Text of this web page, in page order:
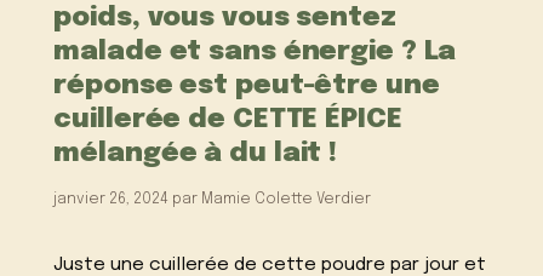
poids, vous vous sentez
malade et sans énergie ? La
réponse est peut-être une
cuillerée de CETTE ÉPICE
mélangée à du lait !
janvier 26, 2024 par Mamie Colette Verdier
Juste une cuillerée de cette poudre par jour et